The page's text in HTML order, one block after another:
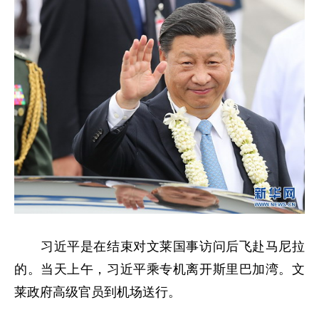
习近平是在结束对文莱国事访问后飞赴马尼拉
的。当天上午，习近平乘专机离开斯里巴加湾。文
莱政府高级官员到机场送行。